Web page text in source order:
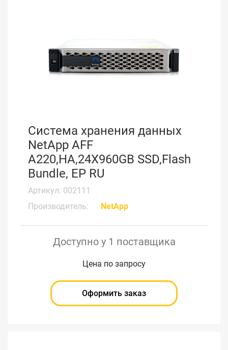
Система хранения данных
NetApp AFF
A220,HA,24X960GB SSD,Flash
Bundle, EP RU
Артикул: 002111
Производитель:
NetApp
Доступно у 1 поставщика
Цена по запросу
Оформить заказ